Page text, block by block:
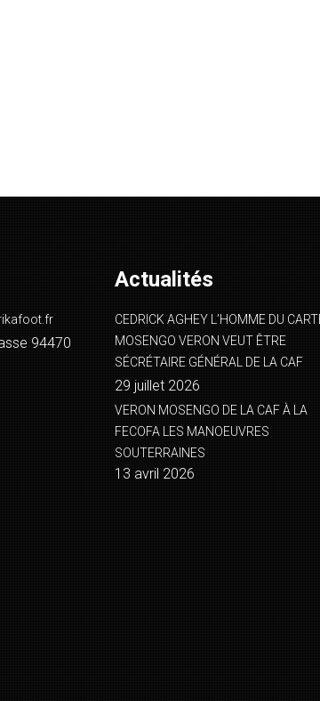
94470
Actualités
CEDRICK AGHEY L’HOMME DU
MOSENGO VERON VEUT ÊTRE
SÉCRÉTAIRE GÉNÉRAL DE LA CAF
29 juillet 2026
VERON MOSENGO DE LA CAF À LA
FECOFA LES MANOEUVRES
SOUTERRAINES
13 avril 2026